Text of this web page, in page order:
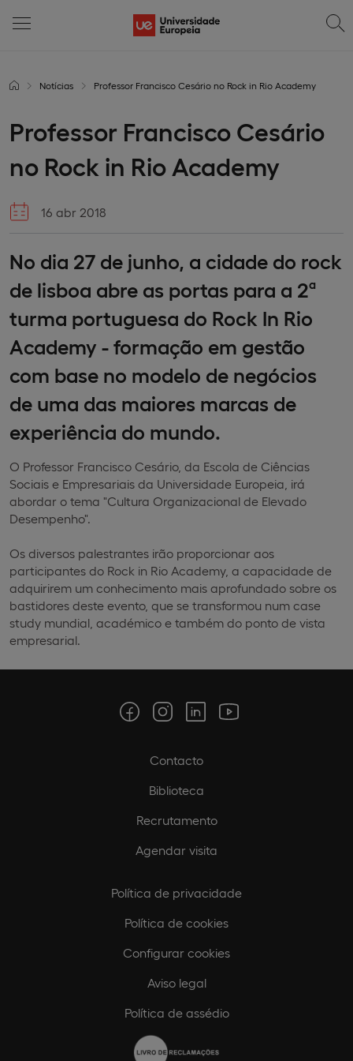
Notícias Professor Francisco Cesário no Rock in Rio Academy
Professor Francisco Cesário
no Rock in Rio Academy
16 abr 2018
No dia 27 de junho, a cidade do rock
de lisboa abre as portas para a 2ª
turma portuguesa do Rock In Rio
Academy - formação em gestão
com base no modelo de negócios
de uma das maiores marcas de
experiência do mundo.
O Professor Francisco Cesário, da Escola de Ciências
Sociais e Empresariais da Universidade Europeia, irá
abordar o tema "Cultura Organizacional de Elevado
Desempenho".
Os diversos palestrantes irão proporcionar aos
participantes do Rock in Rio Academy, a capacidade de
adquirirem um conhecimento mais aprofundado sobre os
bastidores deste evento, que se transformou num case
study mundial, académico e também do ponto de vista
empresarial.
Contacto
Biblioteca
Recrutamento
Agendar visita
Política de privacidade
Política de cookies
Configurar cookies
Aviso legal
Política de assédio